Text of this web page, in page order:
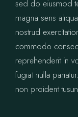
sed do eiusmod
magna sens
nostrud
commodo
reprehenderit in
fugiat nulla
non proident